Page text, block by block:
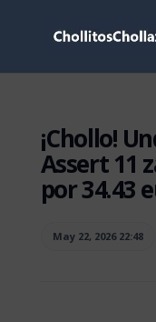
¡Chollo!
Assert 11
por 34.43
May 22, 2026 22:48